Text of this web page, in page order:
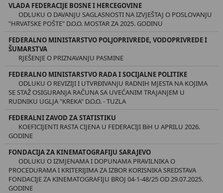
VLADA FEDERACIJE BOSNE I HERCEGOVINE
ODLUKU O DAVANJU SAGLASNOSTI NA IZVJEŠTAJ O POSLOVANJU
"HRVATSKE POŠTE" D.O.O. MOSTAR ZA 2025. GODINU
FEDERALNO MINISTARSTVO POLJOPRIVREDE, VODOPRIVREDE I
ŠUMARSTVA
RJEŠENJE O PRIZNAVANJU PASMINE
FEDERALNO MINISTARSTVO RADA I SOCIJALNE POLITIKE
ODLUKU O REVIZIJI I UTVRĐIVANJU RADNIH MJESTA NA KOJIMA
SE STAŽ OSIGURANJA RAČUNA SA UVEĆANIM TRAJANJEM U
RUDNIKU UGLJA "KREKA" D.O.O. - TUZLA
FEDERALNI ZAVOD ZA STATISTIKU
KOEFICIJENTI RASTA CIJENA U FEDERACIJI BiH U APRILU 2026.
GODINE
FONDACIJA ZA KINEMATOGRAFIJU SARAJEVO
ODLUKU O IZMJENAMA I DOPUNAMA PRAVILNIKA O
PROCEDURAMA I KRITERIJIMA ZA IZBOR KORISNIKA SREDSTAVA
FONDACIJE ZA KINEMATOGRAFIJU BROJ 04-1-48/25 OD 29.07.2025.
GODINE